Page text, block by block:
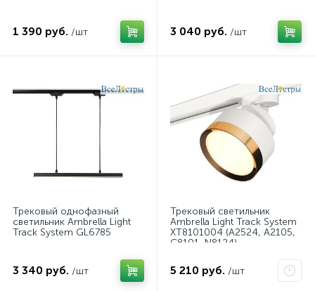
1 390 руб. /шт 3 040 руб. /шт
Трековый однофазный
светильник Ambrella Light
Track System GL6785
3 340 руб. /шт
Трековый светильник
Ambrella Light Track System
XT8101004 (A2524, A2105,
C8101, N8124)
5 210 руб. /шт